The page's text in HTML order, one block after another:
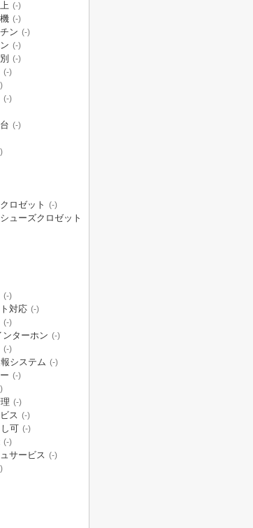
(-)
(-)
ン (-)
(-)
(-)
(-)
(-)
(-)
ロゼット (-)
ューズクロゼット
(-)
対応 (-)
(-)
ターホン (-)
(-)
システム (-)
(-)
(-)
ス (-)
可 (-)
(-)
サービス (-)